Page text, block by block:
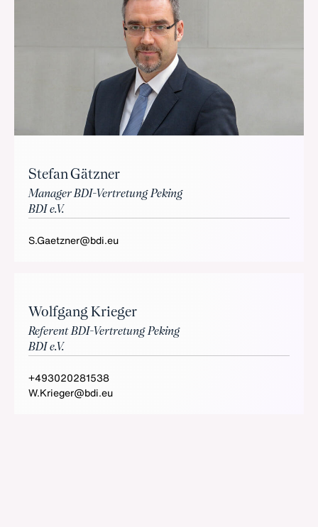
Stefan Gätzner
Manager BDI-Vertretung Peking
BDI e.V.
S.Gaetzner@bdi.eu
Wolfgang Krieger
Referent BDI-Vertretung Peking
BDI e.V.
+493020281538
W.Krieger@bdi.eu